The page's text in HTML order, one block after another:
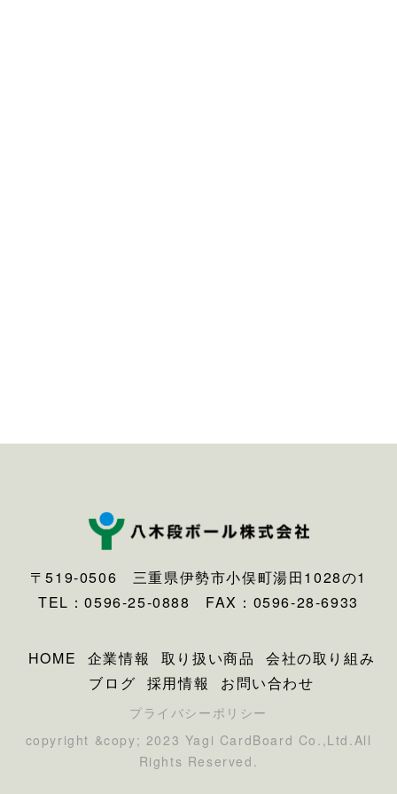
〒519-0506 三重県伊勢市小俣町湯田1028の1
TEL：0596-25-0888 FAX：0596-28-6933
HOME 企業情報 取り扱い商品
会社の取り組み
ブログ
採用情報 お問い合わせ
プライバシーポリシー
copyright &copy; 2023 Yagi CardBoard Co.,Ltd.All
Rights Reserved.